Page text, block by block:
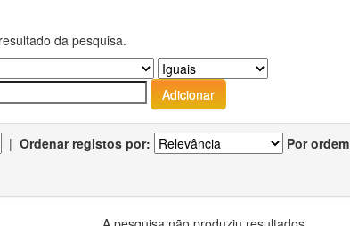
da pesquisa.
| Ordenar registos por: Por ordem